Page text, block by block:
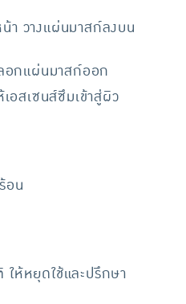
า วางแผ่นมาสก์ลงบน
อกแผ่นมาสก์ออก
อสเซนส์ซึมเข้าสู่ผิว
อน
ให้หยุดใช้และปรึกษา